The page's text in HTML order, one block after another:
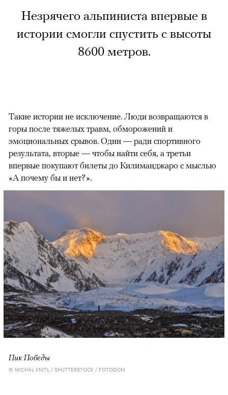
Незрячего альпиниста впервые в
истории смогли спустить с высоты
8600 метров.
Такие истории не исключение. Люди возвращаются в
горы после тяжелых травм, обморожений и
эмоциональных срывов. Одни — ради спортивного
результата, вторые — чтобы найти себя, а третьи
впервые покупают билеты до Килиманджаро с мыслью
«А почему бы и нет?».
Пик Победы
© MICHAL KNITL / SHUTTERSTOCK / FOTODOM